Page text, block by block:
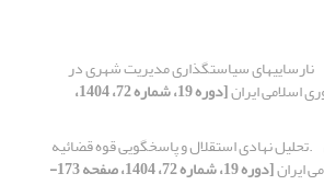
نارسایی­های سیاستگذاری مدیریت شهری در
اسلامی ایران [دوره 19، شماره 72، 1404،
.تحلیل نهادی استقلال و پاسخگویی قوه قضائیه
ایران [دوره 19، شماره 72، 1404، صفحه 173-